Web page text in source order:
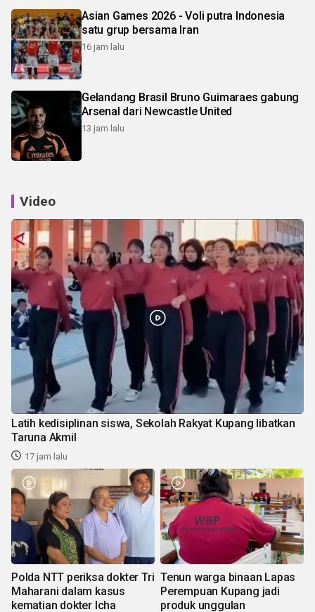
Asian Games 2026 - Voli putra Indonesia
satu grup bersama Iran
16 jam lalu
Gelandang Brasil Bruno Guimaraes gabung
Arsenal dari Newcastle United
13 jam lalu
Video
Latih kedisiplinan siswa, Sekolah Rakyat Kupang libatkan
Taruna Akmil
17 jam lalu
Polda NTT periksa dokter Tri
Maharani dalam kasus
kematian dokter Icha
Tenun warga binaan Lapas
Perempuan Kupang jadi
produk unggulan